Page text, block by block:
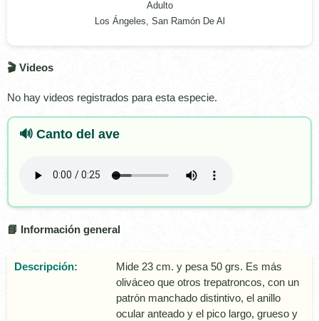
Adulto
Los Ángeles, San Ramón De Al
🎬 Videos
No hay videos registrados para esta especie.
🔊 Canto del ave
📘 Información general
Descripción:
Mide 23 cm. y pesa 50 grs. Es más
oliváceo que otros trepatroncos, con un
patrón manchado distintivo, el anillo
ocular anteado y el pico largo, grueso y